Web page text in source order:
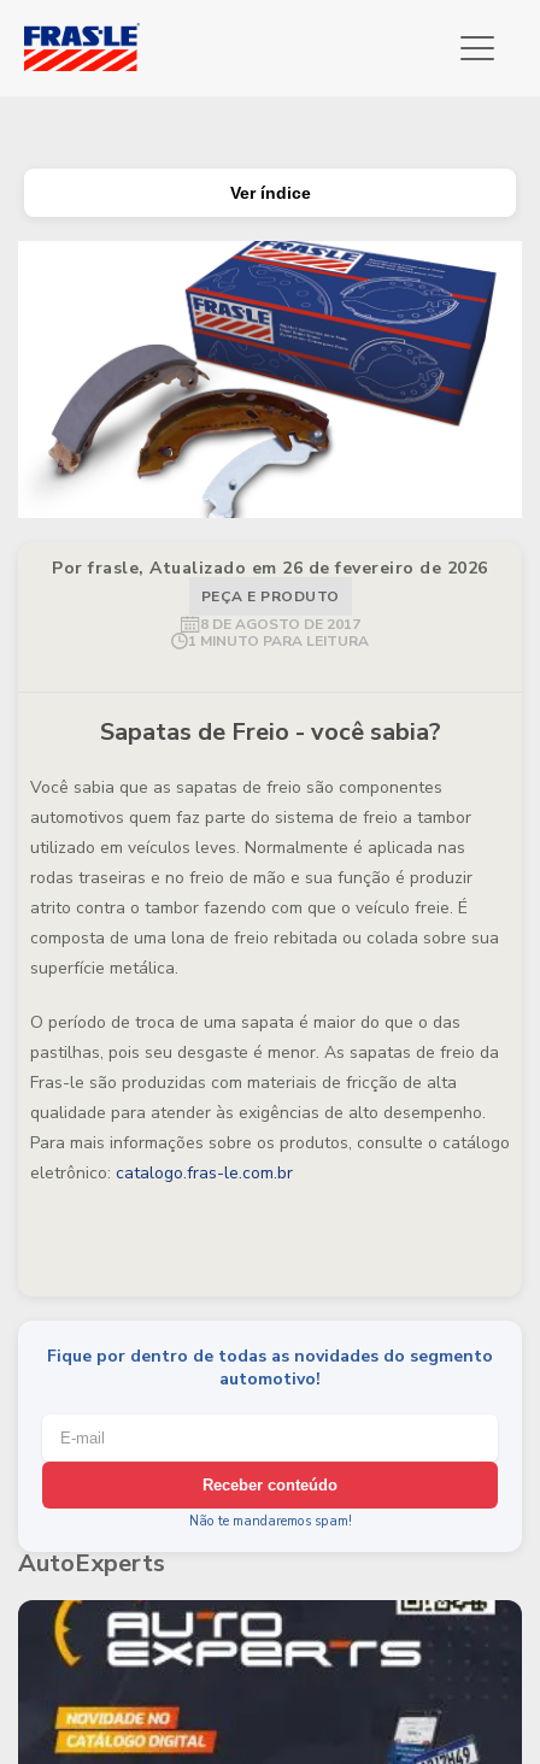
Ver índice
Por frasle, Atualizado em 26 de fevereiro de 2026
PEÇA E PRODUTO
8 DE AGOSTO DE 2017
1 MINUTO PARA LEITURA
Sapatas de Freio - você sabia?
Você sabia que as sapatas de freio são componentes
automotivos quem faz parte do sistema de freio a tambor
utilizado em veículos leves. Normalmente é aplicada nas
rodas traseiras e no freio de mão e sua função é produzir
atrito contra o tambor fazendo com que o veículo freie. É
composta de uma lona de freio rebitada ou colada sobre sua
superfície metálica.
O período de troca de uma sapata é maior do que o das
pastilhas, pois seu desgaste é menor. As sapatas de freio da
Fras-le são produzidas com materiais de fricção de alta
qualidade para atender às exigências de alto desempenho.
Para mais informações sobre os produtos, consulte o catálogo
eletrônico: catalogo.fras-le.com.br
Fique por dentro de todas as novidades do segmento
automotivo!
Receber conteúdo
Não te mandaremos spam!
AutoExperts